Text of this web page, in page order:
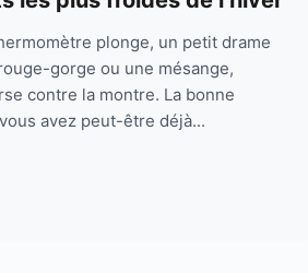
plonge, un petit drame
gorge ou une mésange,
contre la montre. La bonne
avez peut-être déjà...